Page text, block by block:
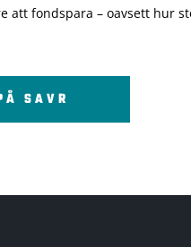
att fondspara – oavsett hur
SAVR